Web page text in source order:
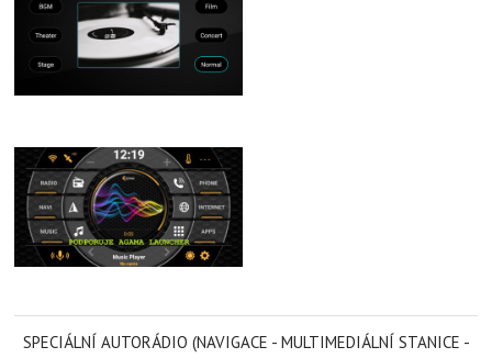
SPECIÁLNÍ AUTORÁDIO (NAVIGACE - MULTIMEDIÁLNÍ STANICE -